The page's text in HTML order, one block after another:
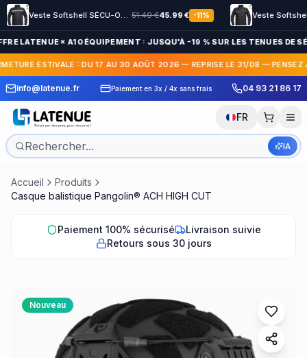
Veste Softshell SÉCU-ONE HV-TAPE Sécurité Privée noir 51.49 €45.99€ -11%
LATENUE × A10 ÉQUIPEMENT : JUSQU'À -19 % SUR LES TENUES DE
ESTIVALE : DU 17 AU 30 AOÛT 2026 — REPRISE LE 31/08 — PENSEZ
info@latenue.fr
en France et
Paiement en 3x / 4x sans frais
30 jours pour
04 93 21 86 17
FR
IA
Accueil
Produits
Casque balistique Pangolin® ACH HIGH CUT
Paiement 100% sécurisé
Livraison suivie
Retours sous 30 jours
Nouveau